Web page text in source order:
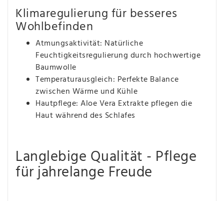
Klimaregulierung für besseres
Wohlbefinden
Atmungsaktivität: Natürliche
Feuchtigkeitsregulierung durch hochwertige
Baumwolle
Temperaturausgleich: Perfekte Balance
zwischen Wärme und Kühle
Hautpflege: Aloe Vera Extrakte pflegen die
Haut während des Schlafes
Langlebige Qualität - Pflege
für jahrelange Freude